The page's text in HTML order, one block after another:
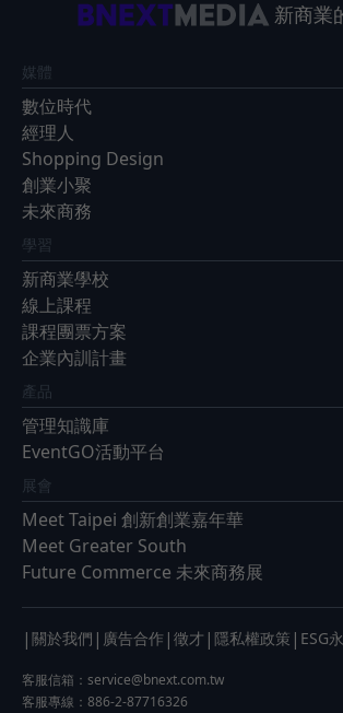
新商業
媒體
數位時代
經理人
Shopping Design
創業小聚
未來商務
學習
新商業學校
線上課程
課程團票方案
企業內訓計畫
產品
管理知識庫
EventGO活動平台
展會
Meet Taipei 創新創業嘉年華
Meet Greater South
Future Commerce 未來商務展
| 關於我們 | 廣告合作 | 徵才 | 隱私權政策 | ESG
客服信箱： service@bnext.com.tw
客服專線：886-2-87716326